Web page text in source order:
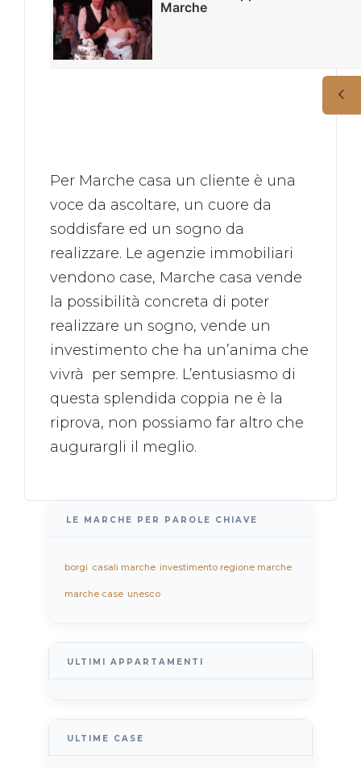
Per Marche casa un cliente è una
voce da ascoltare, un cuore da
soddisfare ed un sogno da
realizzare. Le agenzie immobiliari
vendono case, Marche casa vende
la possibilità concreta di poter
realizzare un sogno, vende un
investimento che ha un’anima che
vivrà per sempre. L’entusiasmo di
questa splendida coppia ne è la
riprova, non possiamo far altro che
augurargli il meglio.
LE MARCHE PER PAROLE CHIAVE
borgi casali marche investimento regione marche
marche case unesco
ULTIMI APPARTAMENTI
ULTIME CASE